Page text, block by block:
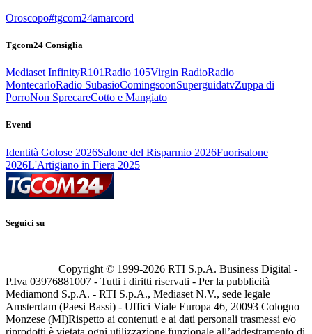
Oroscopo#tgcom24amarcord
Tgcom24 Consiglia
Mediaset InfinityR101Radio 105Virgin RadioRadio
MontecarloRadio SubasioComingsoonSuperguidatvZuppa di
PorroNon SprecareCotto e Mangiato
Eventi
Identità Golose 2026Salone del Risparmio 2026Fuorisalone
2026L'Artigiano in Fiera 2025
Seguici su
Copyright © 1999-2026 RTI S.p.A. Business Digital -
P.Iva 03976881007 - Tutti i diritti riservati - Per la pubblicità
Mediamond S.p.A. - RTI S.p.A., Mediaset N.V., sede legale
Amsterdam (Paesi Bassi) - Uffici Viale Europa 46, 20093 Cologno
Monzese (MI)Rispetto ai contenuti e ai dati personali trasmessi e/o
riprodotti è vietata ogni utilizzazione funzionale all’addestramento di